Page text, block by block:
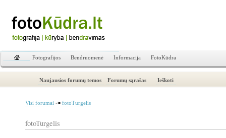
Fotografijos Bendruomenė Informacija FotoKūdra
Naujausios forumų temos Forumų sąrašas Ieškoti
Visi forumai -> fotoTurgelis
fotoTurgelis